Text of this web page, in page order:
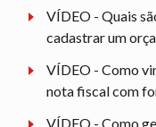
VÍDEO - Quais
cadastrar um
VÍDEO - Como
nota fiscal com
VÍDEO - Como